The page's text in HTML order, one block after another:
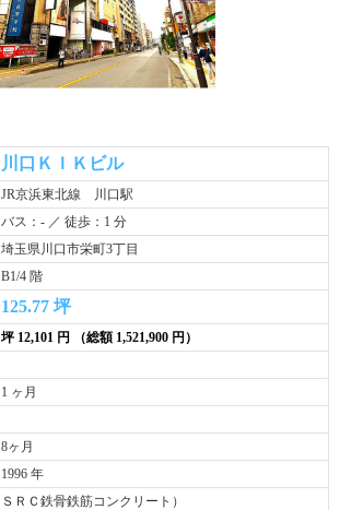
川口ＫＩＫビル
JR京浜東北線 川口駅
バス：- ／ 徒歩：1 分
埼玉県川口市栄町3丁目
B1/4 階
125.77 坪
坪 12,101 円 （総額 1,521,900 円）
1 ヶ月
8ヶ月
1996 年
ＳＲＣ鉄骨鉄筋コンクリート）